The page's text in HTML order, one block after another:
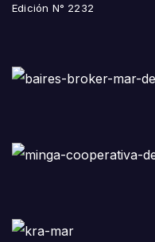
Edición N° 2232